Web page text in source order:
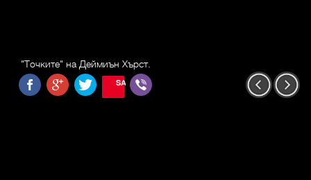
"Точките" на Деймиън Хърст.
SAVE